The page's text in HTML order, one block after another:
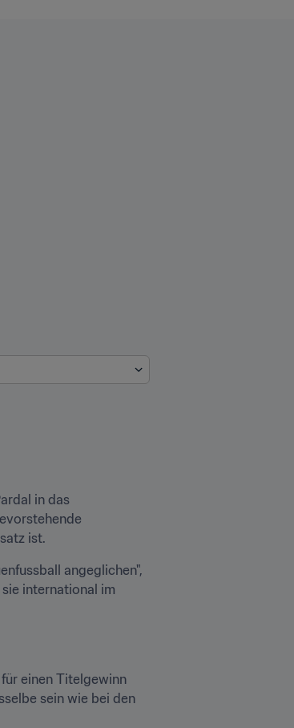
in das
ist.
angeglichen",
international im
einen Titelgewinn
sein wie bei den